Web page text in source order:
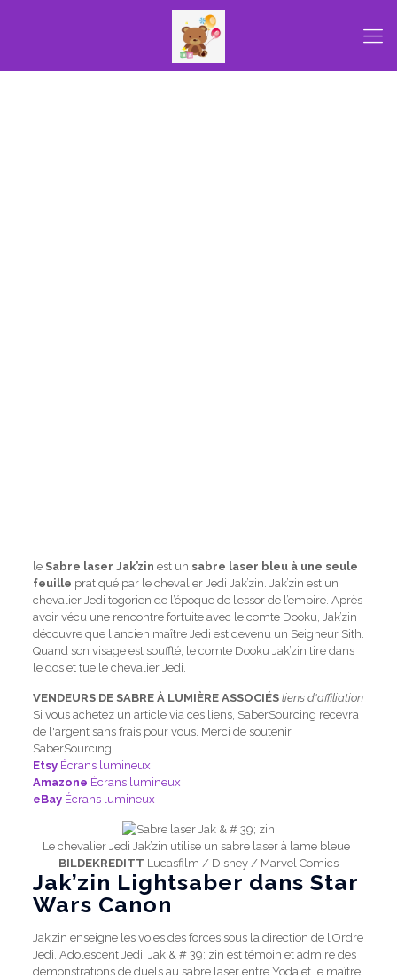
leSabre laser Jak’zin est un sabre laser bleu à une seule
feuille pratiqué par le chevalier Jedi Jak’zin. Jak’zin est un
chevalier Jedi togorien de l’époque de l’essor de l’empire. Après
avoir vécu une rencontre fortuite avec le comte Dooku, Jak’zin
découvre que l'ancien maître Jedi est devenu un Seigneur Sith.
Quand son visage est soufflé, le comte Dooku Jak’zin tire dans
le dos et tue le chevalier Jedi.
VENDEURS DE SABRE À LUMIÈRE ASSOCIÉS liens d'affiliation
Si vous achetez un article via ces liens, SaberSourcing recevra
de l'argent sans frais pour vous. Merci de soutenir
SaberSourcing!
EtsyÉcrans lumineux
Amazone Écrans lumineux
eBayÉcrans lumineux
Le chevalier Jedi Jak’zin utilise un sabre laser à lame bleue |
BILDEKREDITT Lucasfilm / Disney / Marvel Comics
Jak’zin Lightsaber dans Star
Wars Canon
Jak’zin enseigne les voies des forces sous la direction de l’Ordre
Jedi. Adolescent Jedi, Jak & # 39; zin est témoin et admire des
démonstrations de duels au sabre laser entre Yoda et le maître